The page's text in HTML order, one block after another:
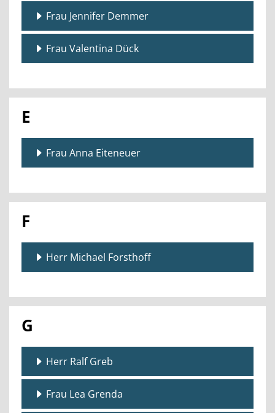
Frau Jennifer Demmer
Frau Valentina Dück
E
Frau Anna Eiteneuer
F
Herr Michael Forsthoff
G
Herr Ralf Greb
Frau Lea Grenda